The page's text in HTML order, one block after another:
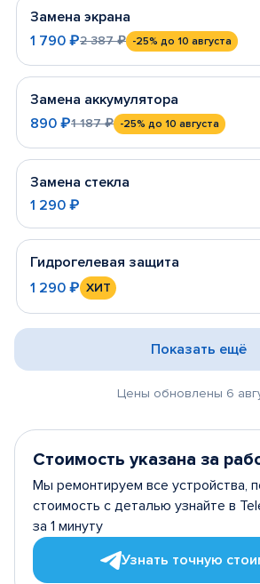
Замена экрана
1 790 ₽2 387 ₽ -25% до 10 августа
Замена аккумулятора
890 ₽1 187 ₽ -25% до 10 августа
Замена стекла
1 290 ₽
Гидрогелевая защита
1 290 ₽ ХИТ
Цены обновлены 6
Показать ещё
Стоимость указана за
Мы ремонтируем все устройства,
стоимость с деталью узнайте в
за 1 минуту
Узнать точную